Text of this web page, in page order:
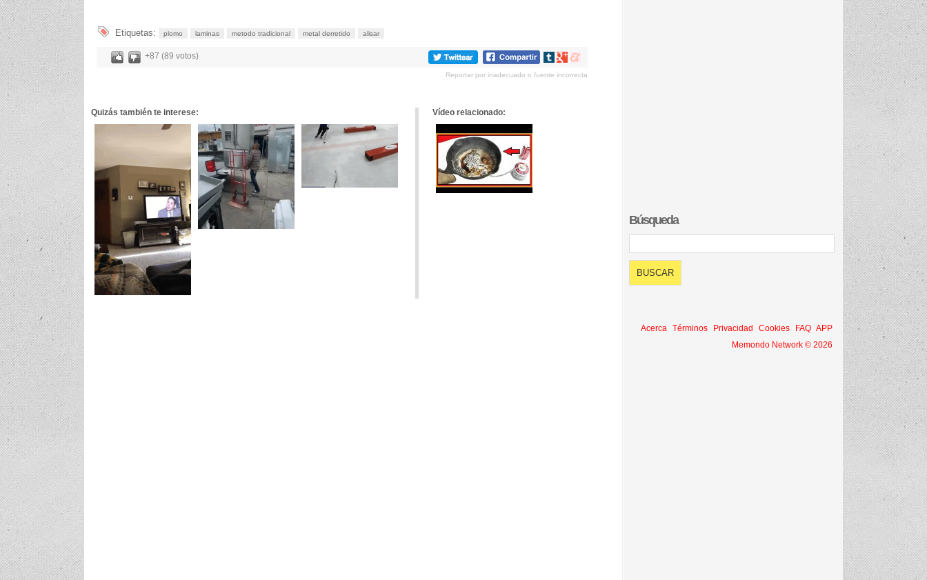
Etiquetas: plomo laminas metodo tradicional metal derretido alisar
+87 (89 votos)
Compartir
tumblr
Compartir
Google+
Compartir
meneame
Reportar por inadecuado o fuente incorrecta
Quizás también te interese: Vídeo relacionado:
Búsqueda
Acerca Términos Privacidad Cookies FAQ APP
Memondo Network © 2026